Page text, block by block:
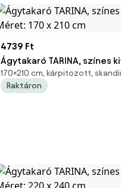
4739 Ft
Ágytakaró TARINA, színes
170 x 210 cm
170×210 cm, kárpitozott,
Raktáron